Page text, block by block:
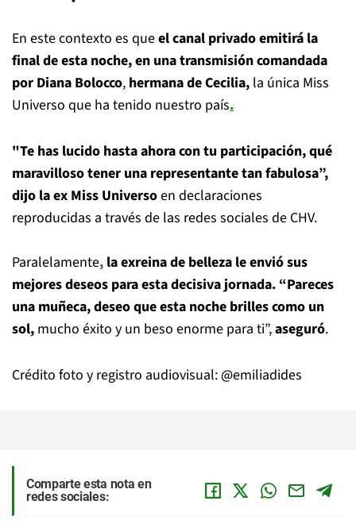
En este contexto es queel canal privado emitirá la
final de esta noche, en una transmisión comandada
por Diana Bolocco, hermana de Cecilia, la única Miss
Universo que ha tenido nuestro país.
"Te has lucido hasta ahora con tu participación, qué
maravilloso tener una representante tan fabulosa”,
dijo la ex Miss Universoen declaraciones
reproducidas a través de las redes sociales de CHV.
Paralelamente, la exreina de belleza le envió sus
mejores deseos para esta decisiva jornada. “Pareces
una muñeca, deseo que esta noche brilles como un
sol, mucho éxito y un beso enorme para ti”,aseguró.
Crédito foto y registro audiovisual: @emiliadides
Comparte esta nota en
redes sociales: